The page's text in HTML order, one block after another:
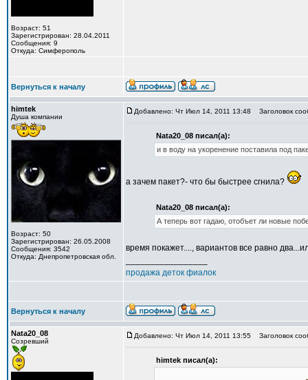
Возраст: 51
Зарегистрирован: 28.04.2011
Сообщения: 9
Откуда: Симферополь
Вернуться к началу
himtek
Душа компании
Возраст: 50
Зарегистрирован: 26.05.2008
Сообщения: 3542
Откуда: Днепропетровская обл.
Добавлено: Чт Июл 14, 2011 13:48 Заголовок
Nata20_08 писал(а):
и в воду на укоренение поставила под
а зачем пакет?- что бы быстрее сгнила?
Nata20_08 писал(а):
А теперь вот гадаю, отобъет ли новые
время покажет...., вариантов все равно
продажа деток фиалок
Вернуться к началу
Nata20_08
Созревший
Добавлено: Чт Июл 14, 2011 13:55 Заголовок
himtek писал(а):